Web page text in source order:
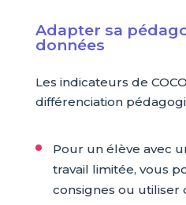
Adapter sa
données
Les indicateurs de
différenciation
Pour un élève avec
travail limitée, vous
consignes ou utiliser